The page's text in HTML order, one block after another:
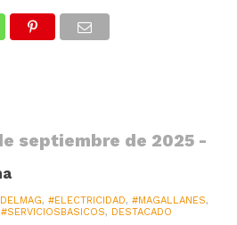
se superó
septiembre de 2025 -
, #ELECTRICIDAD, #MAGALLANES,
#SERVICIOSBASICOS, DESTACADO